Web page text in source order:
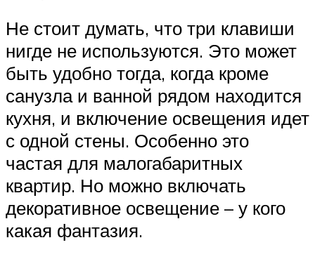
Не стоит думать, что три клавиши
нигде не используются. Это может
быть удобно тогда, когда кроме
санузла и ванной рядом находится
кухня, и включение освещения идет
с одной стены. Особенно это
частая для малогабаритных
квартир. Но можно включать
декоративное освещение – у кого
какая фантазия.